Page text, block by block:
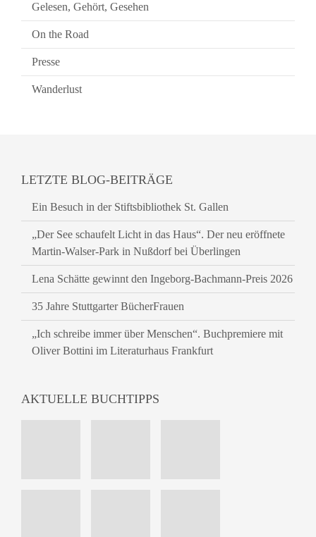
Gelesen, Gehört, Gesehen
On the Road
Presse
Wanderlust
LETZTE BLOG-BEITRÄGE
Ein Besuch in der Stiftsbibliothek St. Gallen
„Der See schaufelt Licht in das Haus“. Der neu eröffnete
Martin-Walser-Park in Nußdorf bei Überlingen
Lena Schätte gewinnt den Ingeborg-Bachmann-Preis 2026
35 Jahre Stuttgarter BücherFrauen
„Ich schreibe immer über Menschen“. Buchpremiere mit
Oliver Bottini im Literaturhaus Frankfurt
AKTUELLE BUCHTIPPS